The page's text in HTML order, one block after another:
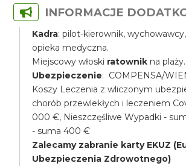
INFORMACJE
Kadra: pilot-kierownik,
opieka medyczna.
Miejscowy włoski ratownik na plaży.
Ubezpieczenie: COMPENSA/
Koszy Leczenia z wliczonym
chorób przewlekłych i leczeniem
000 €, Nieszczęśliwe Wypadki -
- suma 400 €
Zalecamy zabranie karty EKUZ
Ubezpieczenia Zdrowotnego)